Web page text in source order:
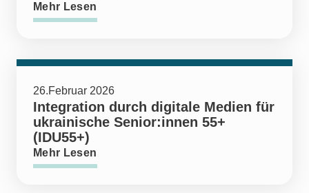
Mehr Lesen
26.Februar 2026
Integration durch digitale Medien für
ukrainische Senior:innen 55+
(IDU55+)
Mehr Lesen